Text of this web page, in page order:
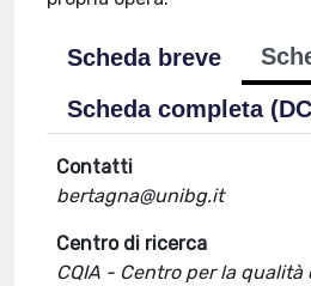
Scheda breve
Scheda completa
Contatti
bertagna@unibg.it
Centro di ricerca
CQIA - Centro per la